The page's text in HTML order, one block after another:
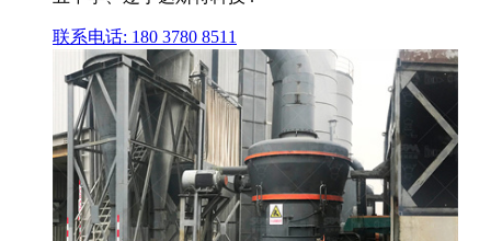
联系电话: 180 3780 8511